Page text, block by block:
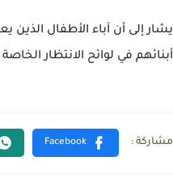
يشار إلى أن آباء الأطفال
أبنائهم في لوائح الانتظار الخاصة